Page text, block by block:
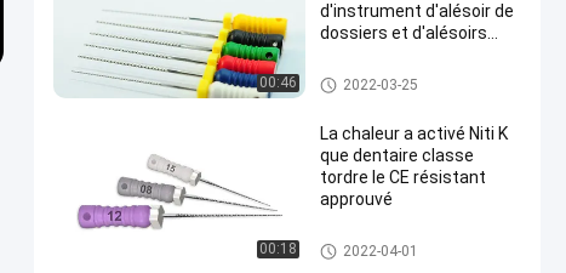
00:46
d'instrument d'alésoir de
dossiers et d'alésoirs
Dossiers dentaires de K
2022-03-25
00:18
La chaleur a activé Niti K
que dentaire classe
tordre le CE résistant
approuvé
Dossiers dentaires de K
2022-04-01